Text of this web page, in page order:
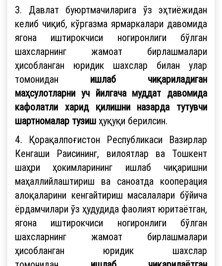
3. Давлат буюртмачиларига ўз эҳтиёжидан
келиб чиқиб, кўргазма ярмаркалари давомида
ягона иштирокчиси ногиронлиги бўлган
шахсларнинг жамоат бирлашмалари
ҳисобланган юридик шахслар билан улар
томонидан ишлаб чиқариладиган
маҳсулотларни уч йилгача муддат давомида
кафолатли харид қилишни назарда тутувчи
шартномалар тузиш ҳуқуқи берилсин.
4. Қорақалпоғистон Республикаси Вазирлар
Кенгаши Раисининг, вилоятлар ва Тошкент
шаҳри ҳокимларининг ишлаб чиқаришни
маҳаллийлаштириш ва саноатда кооперация
алоқаларини кенгайтириш масалалари бўйича
ёрдамчилари ўз ҳудудида фаолият юритаётган,
ягона иштирокчиси ногиронлиги бўлган
шахсларнинг жамоат бирлашмалари
ҳисобланган юридик шахслар